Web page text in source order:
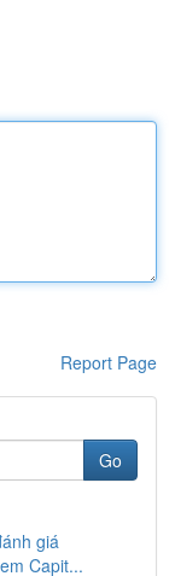
Report Page
Go
giá
Capit...